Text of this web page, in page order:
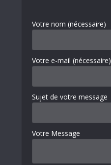
Votre nom (nécessaire)
Votre e-mail (nécessaire)
Sujet de votre message
Votre Message